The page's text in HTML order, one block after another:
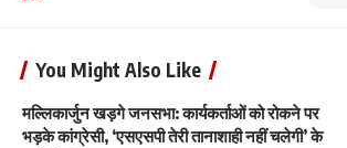
You Might Also Like
मल्लिकार्जुन खड़गे जनसभा: कार्यकर्ताओं को रोकने पर
भड़के कांग्रेसी, ‘एसएसपी तेरी तानाशाही नहीं चलेगी’ के